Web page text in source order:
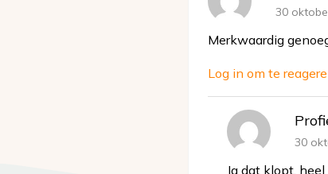
30
Merkwaardig
Log in om te
30
Ja dat klopt,